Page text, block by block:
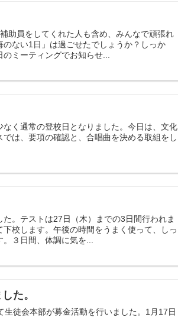
助員をしてくれた人も含め、みんなで頑張れ
ない1日」は過ごせたでしょうか？しっか
のミーティングでお知らせ...
く通常の登校日となりました。今日は、文化
は、要項の確認と、合唱曲を決める取組をし
。テストは27日（木）までの3日間行われま
校します。午後の時間をうまく使って、しっ
３日間、体調に気を...
た。
徒会本部が募金活動を行いました。1月17日